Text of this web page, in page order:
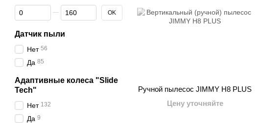
Ручной пылесос JIMMY H8 PLUS
Цену уточняйте
От Время работы на одном заряде (мин)
До Время работы на одном заряде (мин)
OK
Датчик пыли
Нет 56
Да 85
Адаптивные колеса "Slide
Tech"
Нет 132
Да 9